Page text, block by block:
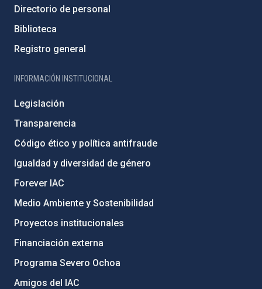
Directorio de personal
Biblioteca
Registro general
INFORMACIÓN INSTITUCIONAL
Legislación
Transparencia
Código ético y política antifraude
Igualdad y diversidad de género
Forever IAC
Medio Ambiente y Sostenibilidad
Proyectos institucionales
Financiación externa
Programa Severo Ochoa
Amigos del IAC